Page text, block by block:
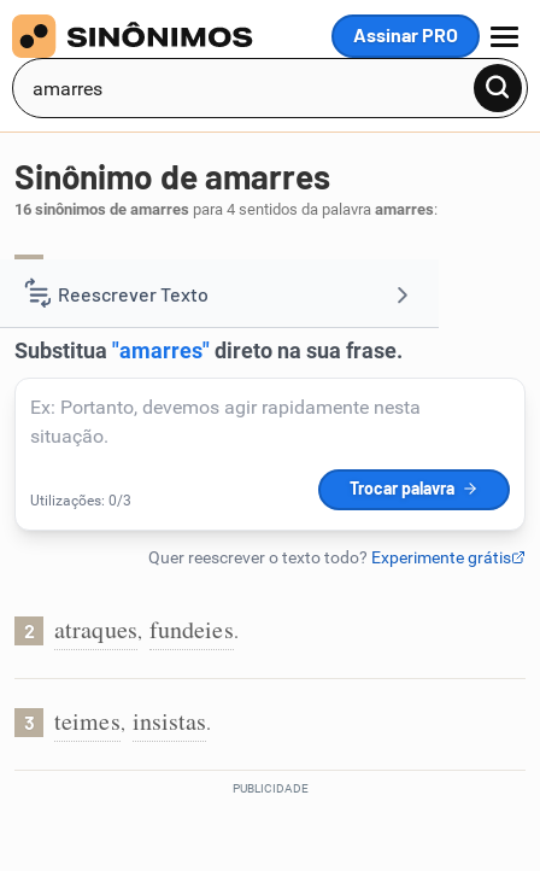
Assinar PRO
MENU
Reescrever Texto
Resumir Texto
Corrigir Texto
Detector de IA
Humanizador de IA
Conexões
Sinônimo de amarres
16 sinônimos de amarres para 4 sentidos da palavra amarres:
2 atraques, fundeies.
3 teimes, insistas.